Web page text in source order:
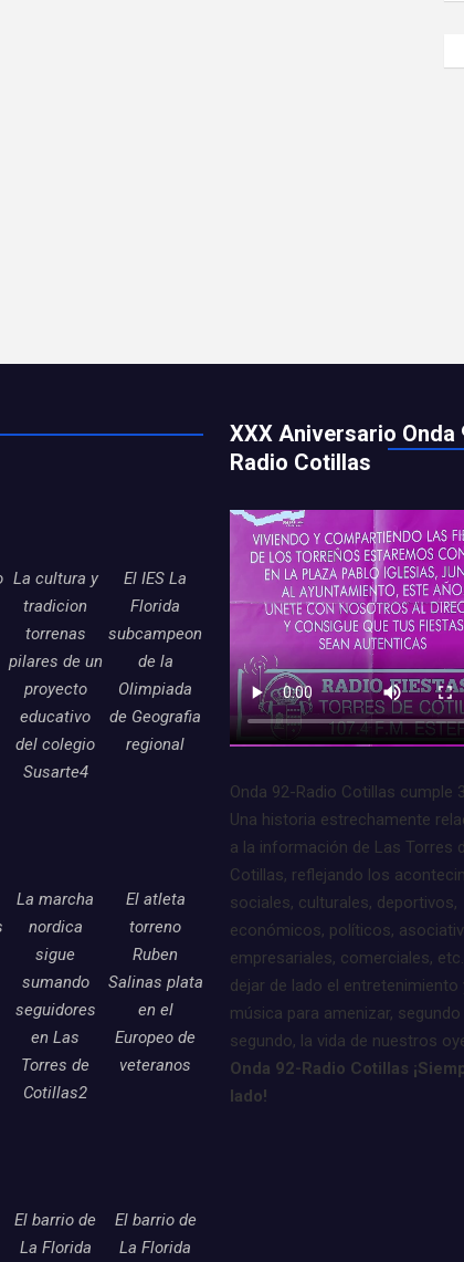
La cultura y
tradicion
torrenas
pilares de un
proyecto
educativo
del colegio
Susarte4
El IES La
Florida
subcampeon
de la
Olimpiada
de Geografia
regional
La marcha
nordica
sigue
sumando
seguidores
en Las
Torres de
Cotillas2
El atleta
torreno
Ruben
Salinas plata
en el
Europeo de
veteranos
El barrio de
La Florida
El barrio de
La Florida
XXX Aniversario Onda
Radio Cotillas
Onda 92-Radio Cotillas cumple
Una historia estrechamente
a la información de Las Torres
Cotillas, reflejando los
sociales, culturales, deportivos,
económicos, políticos,
empresariales, comerciales,
dejar de lado el entretenimiento
música para amenizar, segundo
segundo, la vida de nuestros
Onda 92-Radio Cotillas
lado!